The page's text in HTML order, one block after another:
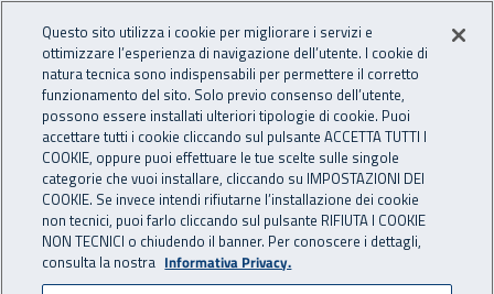
INAIL - Istituto Nazionale
Apri cerca
Navigazione principale
Navigazione - Ti trovi in:
Home Inail comunica Eventi
dal 02 al 03 aprile 2022
Questo sito utilizza i cookie per migliorare i servizi e
ottimizzare l’esperienza di navigazione dell’utente. I cookie di
natura tecnica sono indispensabili per permettere il corretto
funzionamento del sito. Solo previo consenso dell’utente,
possono essere installati ulteriori tipologie di cookie. Puoi
accettare tutti i cookie cliccando sul pulsante ACCETTA TUTTI I
COOKIE, oppure puoi effettuare le tue scelte sulle singole
categorie che vuoi installare, cliccando su IMPOSTAZIONI DEI
COOKIE. Se invece intendi rifiutarne l’installazione dei cookie
non tecnici, puoi farlo cliccando sul pulsante RIFIUTA I COOKIE
NON TECNICI o chiudendo il banner. Per conoscere i dettagli,
consulta la nostra Informativa Privacy.